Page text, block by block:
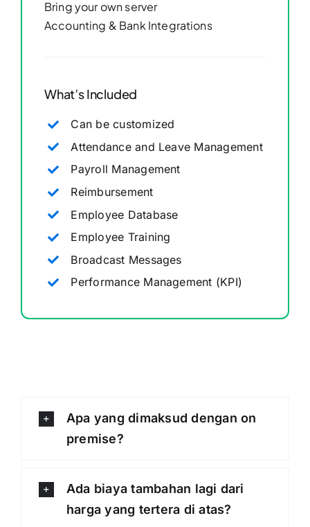
Bring your own server
Accounting & Bank Integrations
What’s Included
Can be customized
Attendance and Leave Management
Payroll Management
Reimbursement
Employee Database
Employee Training
Broadcast Messages
Performance Management (KPI)
Apa yang dimaksud dengan on
premise?
Ada biaya tambahan lagi dari
harga yang tertera di atas?